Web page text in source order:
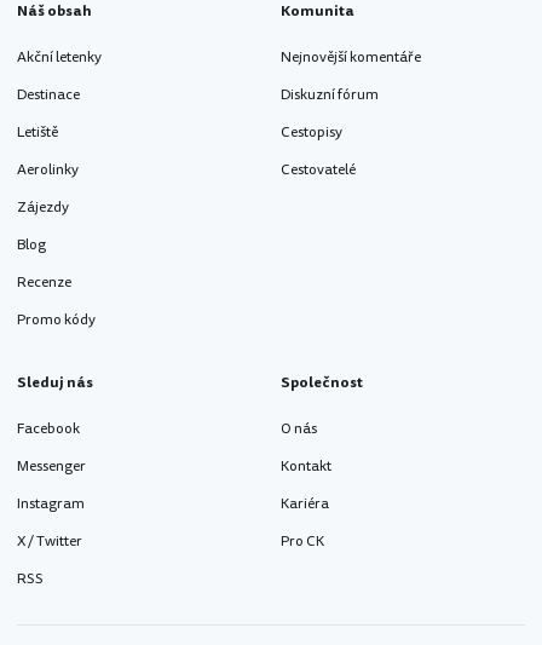
Náš obsah
Akční letenky
Destinace
Letiště
Aerolinky
Zájezdy
Blog
Recenze
Promo kódy
Komunita
Nejnovější komentáře
Diskuzní fórum
Cestopisy
Cestovatelé
Sleduj nás
Facebook
Messenger
Instagram
X / Twitter
RSS
Společnost
O nás
Kontakt
Kariéra
Pro CK